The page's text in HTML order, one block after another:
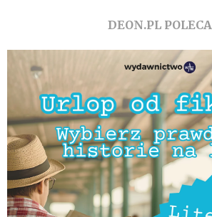
DEON.PL POLECA